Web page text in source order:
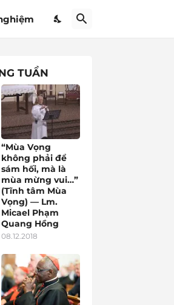
TUẦN
“Mùa Vọng
không phải để
sám hối, mà là
mùa mừng vui…”
(Tĩnh tâm Mùa
Vọng) — Lm.
Micael Phạm
Quang Hồng
08.12.2018